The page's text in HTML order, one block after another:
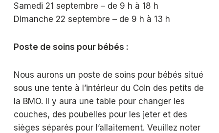
Samedi 21 septembre – de 9 h à 18 h
Dimanche 22 septembre – de 9 h à 13 h
Poste de soins pour bébés :
Nous aurons un poste de soins pour bébés situé
sous une tente à l’intérieur du Coin des petits de
la BMO. Il y aura une table pour changer les
couches, des poubelles pour les jeter et des
sièges séparés pour l’allaitement. Veuillez noter